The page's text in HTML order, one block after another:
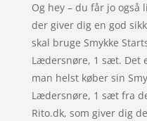
Og hey – du får jo også
der giver dig en god
skal bruge Smykke
Lædersnøre, 1 sæt. Det
man helst køber sin
Lædersnøre, 1 sæt fra
Rito.dk, som giver dig